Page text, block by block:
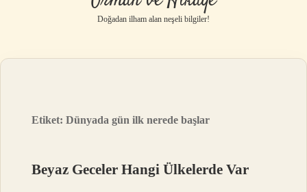
Yasal Uyarı
Doğadan ilham alan neşeli bilgiler!
Etiket:Dünyada gün ilk nerede başlar
Beyaz Geceler Hangi Ülkelerde Var